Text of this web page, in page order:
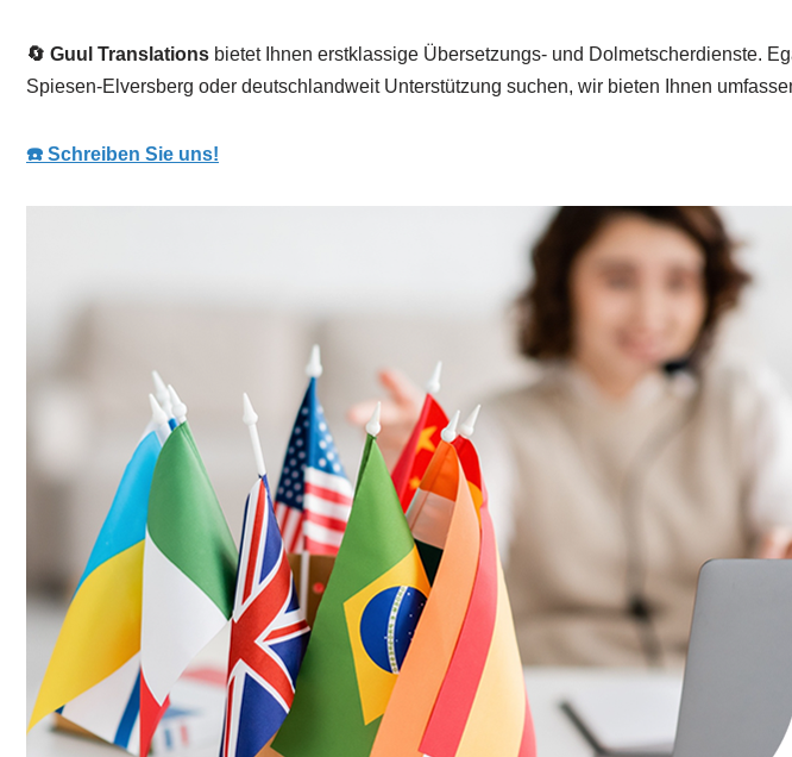
🔄 Guul Translations bietet Ihnen erstklassige Übersetzungs- und Dolmetscherdienste.
Spiesen-Elversberg oder deutschlandweit Unterstützung suchen, wir bieten Ihnen
☎️ Schreiben Sie uns!